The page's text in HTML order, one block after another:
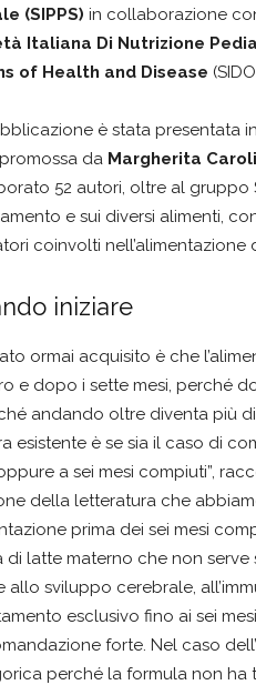
(SIPPS) in collaborazione
Italiana Di Nutrizione
of Health and Disease
è stata presentata
da Margherita Caroli
52 autori, oltre al gruppo
e sui diversi alimenti,
coinvolti nell’alimentazione
iniziare
ormai acquisito è che
e dopo i sette mesi, perché
andando oltre diventa più
esistente è se sia il caso di
a sei mesi compiuti”,
della letteratura che
prima dei sei mesi
di latte materno che non
allo sviluppo cerebrale,
esclusivo fino ai sei
forte. Nel caso
perché la formula non ha